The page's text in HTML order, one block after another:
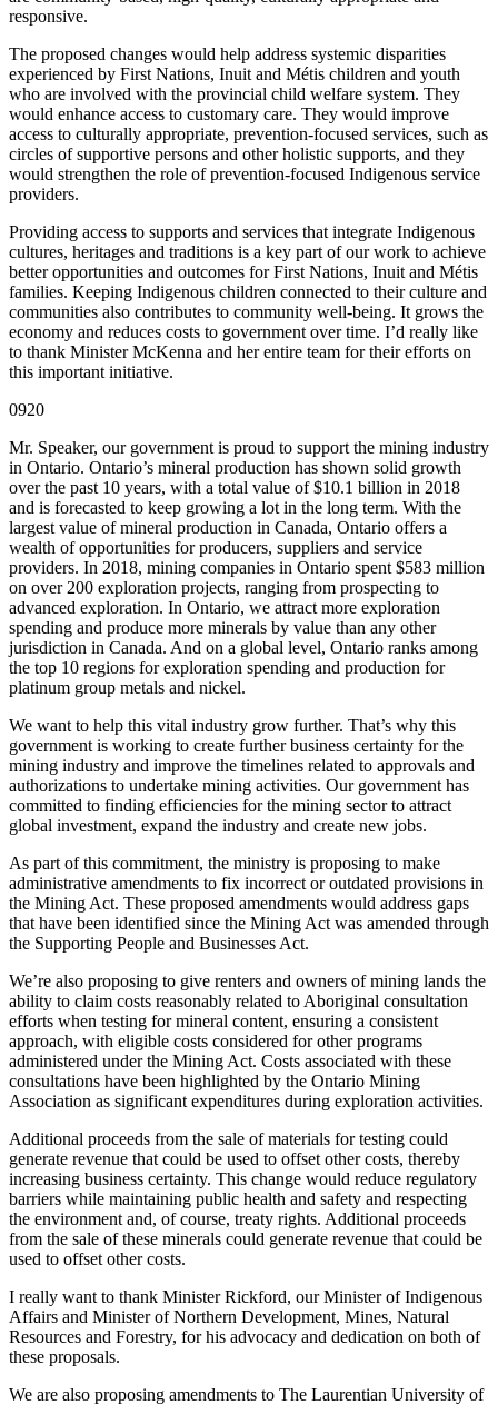
responsive.
The proposed changes would help address systemic disparities
experienced by First Nations, Inuit and Métis children and youth
who are involved with the provincial child welfare system. They
would enhance access to customary care. They would improve
access to culturally appropriate, prevention-focused services, such as
circles of supportive persons and other holistic supports, and they
would strengthen the role of prevention-focused Indigenous service
providers.
Providing access to supports and services that integrate Indigenous
cultures, heritages and traditions is a key part of our work to achieve
better opportunities and outcomes for First Nations, Inuit and Métis
families. Keeping Indigenous children connected to their culture and
communities also contributes to community well-being. It grows the
economy and reduces costs to government over time. I’d really like
to thank Minister McKenna and her entire team for their efforts on
this important initiative.
0920
Mr. Speaker, our government is proud to support the mining industry
in Ontario. Ontario’s mineral production has shown solid growth
over the past 10 years, with a total value of $10.1 billion in 2018
and is forecasted to keep growing a lot in the long term. With the
largest value of mineral production in Canada, Ontario offers a
wealth of opportunities for producers, suppliers and service
providers. In 2018, mining companies in Ontario spent $583 million
on over 200 exploration projects, ranging from prospecting to
advanced exploration. In Ontario, we attract more exploration
spending and produce more minerals by value than any other
jurisdiction in Canada. And on a global level, Ontario ranks among
the top 10 regions for exploration spending and production for
platinum group metals and nickel.
We want to help this vital industry grow further. That’s why this
government is working to create further business certainty for the
mining industry and improve the timelines related to approvals and
authorizations to undertake mining activities. Our government has
committed to finding efficiencies for the mining sector to attract
global investment, expand the industry and create new jobs.
As part of this commitment, the ministry is proposing to make
administrative amendments to fix incorrect or outdated provisions in
the Mining Act. These proposed amendments would address gaps
that have been identified since the Mining Act was amended through
the Supporting People and Businesses Act.
We’re also proposing to give renters and owners of mining lands the
ability to claim costs reasonably related to Aboriginal consultation
efforts when testing for mineral content, ensuring a consistent
approach, with eligible costs considered for other programs
administered under the Mining Act. Costs associated with these
consultations have been highlighted by the Ontario Mining
Association as significant expenditures during exploration activities.
Additional proceeds from the sale of materials for testing could
generate revenue that could be used to offset other costs, thereby
increasing business certainty. This change would reduce regulatory
barriers while maintaining public health and safety and respecting
the environment and, of course, treaty rights. Additional proceeds
from the sale of these minerals could generate revenue that could be
used to offset other costs.
I really want to thank Minister Rickford, our Minister of Indigenous
Affairs and Minister of Northern Development, Mines, Natural
Resources and Forestry, for his advocacy and dedication on both of
these proposals.
We are also proposing amendments to The Laurentian University of